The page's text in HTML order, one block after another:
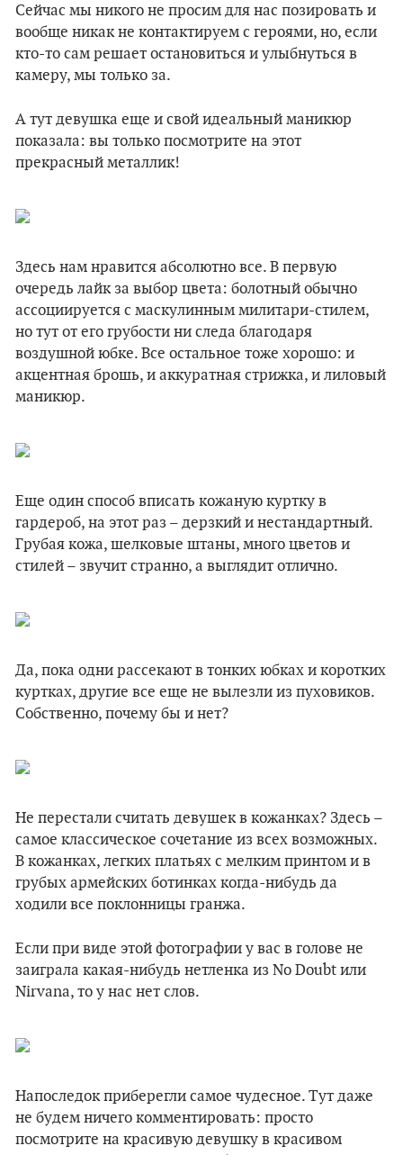
Сейчас мы никого не просим для нас позировать и
вообще никак не контактируем с героями, но, если
кто-то сам решает остановиться и улыбнуться в
камеру, мы только за.
А тут девушка еще и свой идеальный маникюр
показала: вы только посмотрите на этот
прекрасный металлик!
Здесь нам нравится абсолютно все. В первую
очередь лайк за выбор цвета: болотный обычно
ассоциируется с маскулинным милитари-стилем,
но тут от его грубости ни следа благодаря
воздушной юбке. Все остальное тоже хорошо: и
акцентная брошь, и аккуратная стрижка, и лиловый
маникюр.
Еще один способ вписать кожаную куртку в
гардероб, на этот раз – дерзкий и нестандартный.
Грубая кожа, шелковые штаны, много цветов и
стилей – звучит странно, а выглядит отлично.
Да, пока одни рассекают в тонких юбках и коротких
куртках, другие все еще не вылезли из пуховиков.
Собственно, почему бы и нет?
Не перестали считать девушек в кожанках? Здесь –
самое классическое сочетание из всех возможных.
В кожанках, легких платьях с мелким принтом и в
грубых армейских ботинках когда-нибудь да
ходили все поклонницы гранжа.
Если при виде этой фотографии у вас в голове не
заиграла какая-нибудь нетленка из No Doubt или
Nirvana, то у нас нет слов.
Напоследок приберегли самое чудесное. Тут даже
не будем ничего комментировать: просто
посмотрите на красивую девушку в красивом